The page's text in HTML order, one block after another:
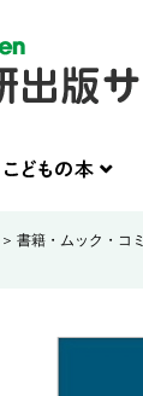
書籍・ムック・コ